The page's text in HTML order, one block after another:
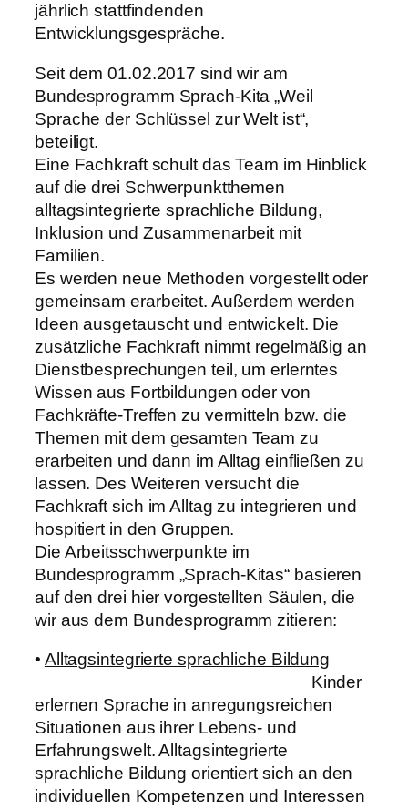
jährlich stattfindenden
Entwicklungsgespräche.
Seit dem 01.02.2017 sind wir am
Bundesprogramm Sprach-Kita „Weil
Sprache der Schlüssel zur Welt ist“,
beteiligt.
Eine Fachkraft schult das Team im Hinblick
auf die drei Schwerpunktthemen
alltagsintegrierte sprachliche Bildung,
Inklusion und Zusammenarbeit mit
Familien.
Es werden neue Methoden vorgestellt oder
gemeinsam erarbeitet. Außerdem werden
Ideen ausgetauscht und entwickelt. Die
zusätzliche Fachkraft nimmt regelmäßig an
Dienstbesprechungen teil, um erlerntes
Wissen aus Fortbildungen oder von
Fachkräfte-Treffen zu vermitteln bzw. die
Themen mit dem gesamten Team zu
erarbeiten und dann im Alltag einfließen zu
lassen. Des Weiteren versucht die
Fachkraft sich im Alltag zu integrieren und
hospitiert in den Gruppen.
Die Arbeitsschwerpunkte im
Bundesprogramm „Sprach-Kitas“ basieren
auf den drei hier vorgestellten Säulen, die
wir aus dem Bundesprogramm zitieren:
• Alltagsintegrierte sprachliche Bildung
Kinder
erlernen Sprache in anregungsreichen
Situationen aus ihrer Lebens- und
Erfahrungswelt. Alltagsintegrierte
sprachliche Bildung orientiert sich an den
individuellen Kompetenzen und Interessen